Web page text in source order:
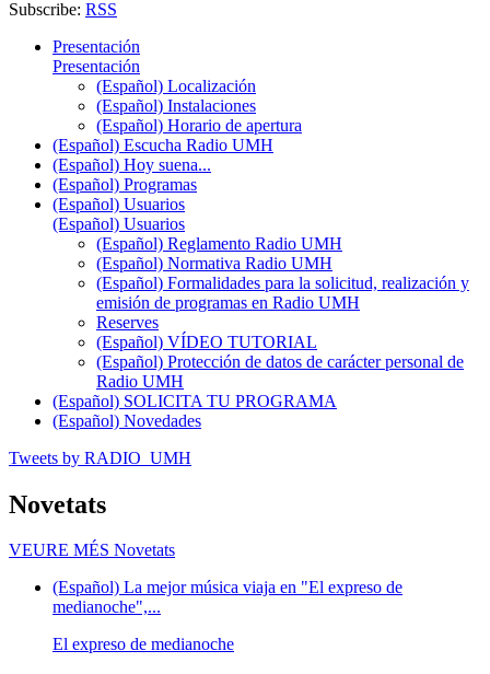
Subscribe: RSS
Presentación
Presentación
(Español) Localización
(Español) Instalaciones
(Español) Horario de apertura
(Español) Escucha Radio UMH
(Español) Hoy suena...
(Español) Programas
(Español) Usuarios
(Español) Usuarios
(Español) Reglamento Radio UMH
(Español) Normativa Radio UMH
(Español) Formalidades para la solicitud, realización y
emisión de programas en Radio UMH
Reserves
(Español) VÍDEO TUTORIAL
(Español) Protección de datos de carácter personal de
Radio UMH
(Español) SOLICITA TU PROGRAMA
(Español) Novedades
Tweets by RADIO_UMH
Novetats
VEURE MÉS Novetats
(Español) La mejor música viaja en "El expreso de
medianoche",...
El expreso de medianoche